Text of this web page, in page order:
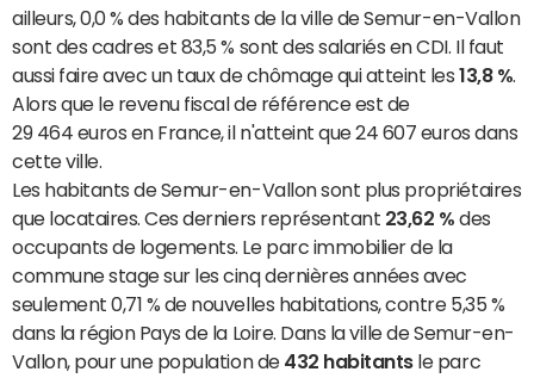
ailleurs, 0,0 % des habitants de la ville de Semur-en-Vallon
sont des cadres et 83,5 % sont des salariés en CDI. Il faut
aussi faire avec un taux de chômage qui atteint les13,8 %
Alors que le revenu fiscal de référence est de
29 464 euros en France, il n'atteint que 24 607 euros dans
cette ville.
Les habitants de Semur-en-Vallon sont plus propriétaires
que locataires. Ces derniers représentant 23,62 % des
occupants de logements. Le parc immobilier de la
commune stage sur les cinq dernières années avec
seulement 0,71 % de nouvelles habitations, contre 5,35 %
dans la région Pays de la Loire. Dans la ville de Semur-en-
Vallon, pour une population de 432 habitantsle parc